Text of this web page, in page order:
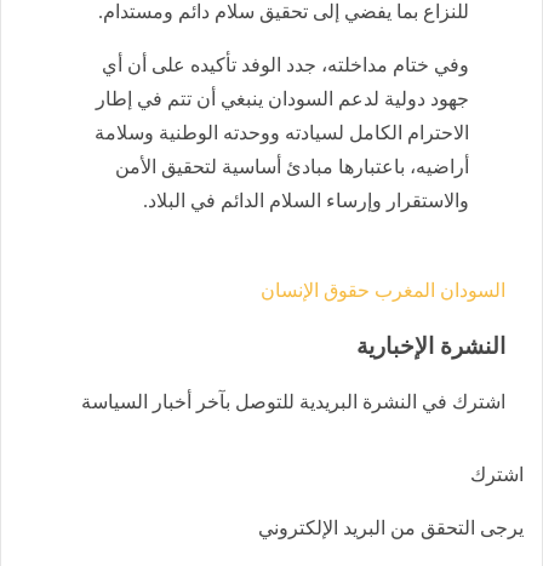
للنزاع بما يفضي إلى تحقيق سلام دائم ومستدام.
وفي ختام مداخلته، جدد الوفد تأكيده على أن أي
جهود دولية لدعم السودان ينبغي أن تتم في إطار
الاحترام الكامل لسيادته ووحدته الوطنية وسلامة
أراضيه، باعتبارها مبادئ أساسية لتحقيق الأمن
والاستقرار وإرساء السلام الدائم في البلاد.
السودان المغرب حقوق الإنسان
النشرة الإخبارية
اشترك في النشرة البريدية للتوصل بآخر أخبار السياسة
اشترك
يرجى التحقق من البريد الإلكتروني